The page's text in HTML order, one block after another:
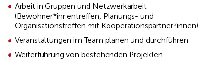
Arbeit in Gruppen und Netzwerkarbeit
(Bewohner*innentreffen, Planungs- und
Organisationstreffen mit Kooperationspartner*innen)
Veranstaltungen im Team planen und durchführen
Weiterführung von bestehenden Projekten